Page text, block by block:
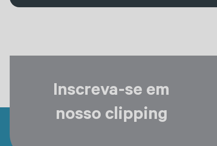
Inscreva-se em
nosso clipping